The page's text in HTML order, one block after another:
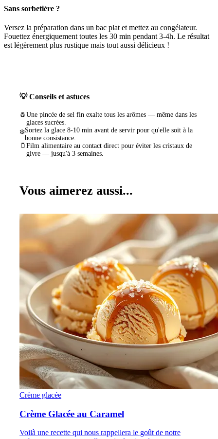
Sans sorbetière ?
Versez la préparation dans un bac plat et mettez au congélateur.
Fouettez énergiquement toutes les 30 min pendant 3-4h. Le résultat
est légèrement plus rustique mais tout aussi délicieux !
💡 Conseils et astuces
🧂 Une pincée de sel fin exalte tous les arômes — même dans les
glaces sucrées.
❄️Sortez la glace 8-10 min avant de servir pour qu'elle soit à la
bonne consistance.
🫙 Film alimentaire au contact direct pour éviter les cristaux de
givre — jusqu'à 3 semaines.
Vous aimerez aussi...
Crème glacée
Crème Glacée au Caramel
Voilà une recette qui nous rappellera le goût de notre